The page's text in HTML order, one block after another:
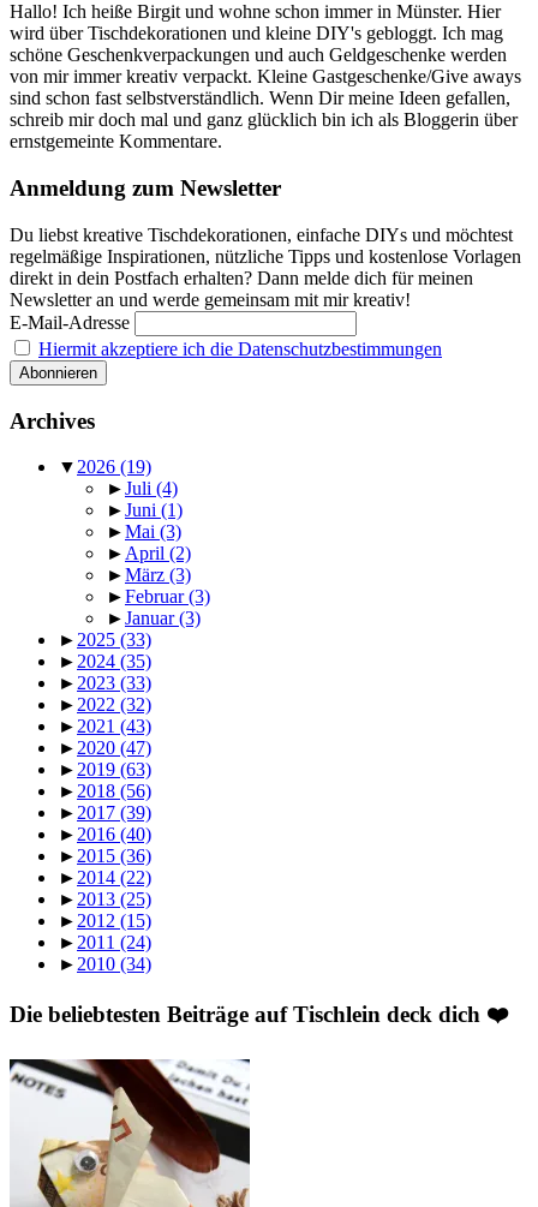
Hallo! Ich heiße Birgit und wohne schon immer in Münster. Hier
wird über Tischdekorationen und kleine DIY's gebloggt. Ich mag
schöne Geschenkverpackungen und auch Geldgeschenke werden
von mir immer kreativ verpackt. Kleine Gastgeschenke/Give aways
sind schon fast selbstverständlich. Wenn Dir meine Ideen gefallen,
schreib mir doch mal und ganz glücklich bin ich als Bloggerin über
ernstgemeinte Kommentare.
Anmeldung zum Newsletter
Du liebst kreative Tischdekorationen, einfache DIYs und möchtest
regelmäßige Inspirationen, nützliche Tipps und kostenlose Vorlagen
direkt in dein Postfach erhalten? Dann melde dich für meinen
Newsletter an und werde gemeinsam mit mir kreativ!
E-Mail-Adresse
Hiermit akzeptiere ich die Datenschutzbestimmungen
Archives
▼ 2026 (19)
►Juli (4)
►Juni (1)
►Mai (3)
► April (2)
►März (3)
►Februar(3)
►Januar(3)
► 2025 (33)
► 2024 (35)
► 2023 (33)
► 2022 (32)
► 2021 (43)
► 2020 (47)
► 2019 (63)
► 2018 (56)
► 2017 (39)
► 2016 (40)
► 2015 (36)
► 2014 (22)
► 2013 (25)
► 2012 (15)
► 2011 (24)
► 2010 (34)
Die beliebtesten Beiträge auf Tischlein deck dich ❤️